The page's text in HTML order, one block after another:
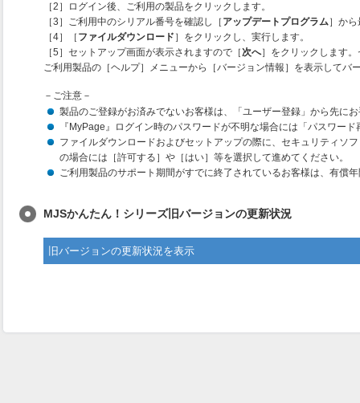
［2］ログイン後、ご利用の製品をクリックします。
［3］ご利用中のシリアル番号を確認し［ アップデートプログラム］か
［4］［ ファイルダウンロード ］をクリックし、実行します。
［5］セットアップ画面が表示されますので［次へ］をクリックします
ご利用製品の［ヘルプ］メニューから［バージョン情報］を表示してバ
－ご注意－
製品のご登録がお済みでないお客様は、「ユーザー登録」から先に
『MyPage』ログイン時のパスワードが不明な場合には「パスワー
ファイルダウンロードおよびセットアップの際に、セキュリティソ
の場合には［許可する］や［はい］等を選択して進めてください。
ご利用製品のサポート期間がすでに終了されているお客様は、有償
MJSかんたん！シリーズ旧バージョンの更新状況
旧バージョンの更新状況を表示